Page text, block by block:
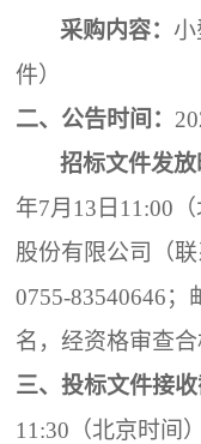
采购内容：
件）
二、 公告时间：
招标文件发放
年7月 13 日 11:00
股份有限公司（
0755-83540646；
名，经资格审查
三、投标文件接收
11:30 （北京时间）